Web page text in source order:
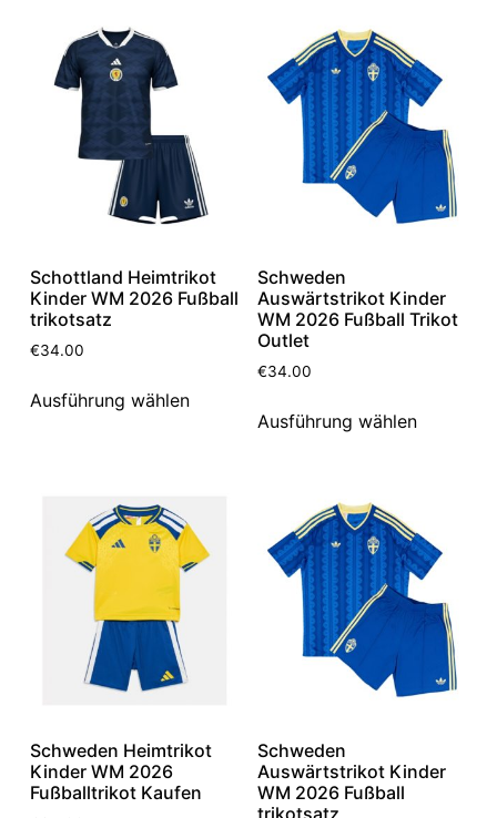
Schottland Heimtrikot
Kinder WM 2026 Fußball
trikotsatz
€34.00
Ausführung wählen
Schweden
Auswärtstrikot Kinder
WM 2026 Fußball Trikot
Outlet
€34.00
Ausführung wählen
Schweden Heimtrikot
Kinder WM 2026
Fußballtrikot Kaufen
Schweden
Auswärtstrikot Kinder
WM 2026 Fußball